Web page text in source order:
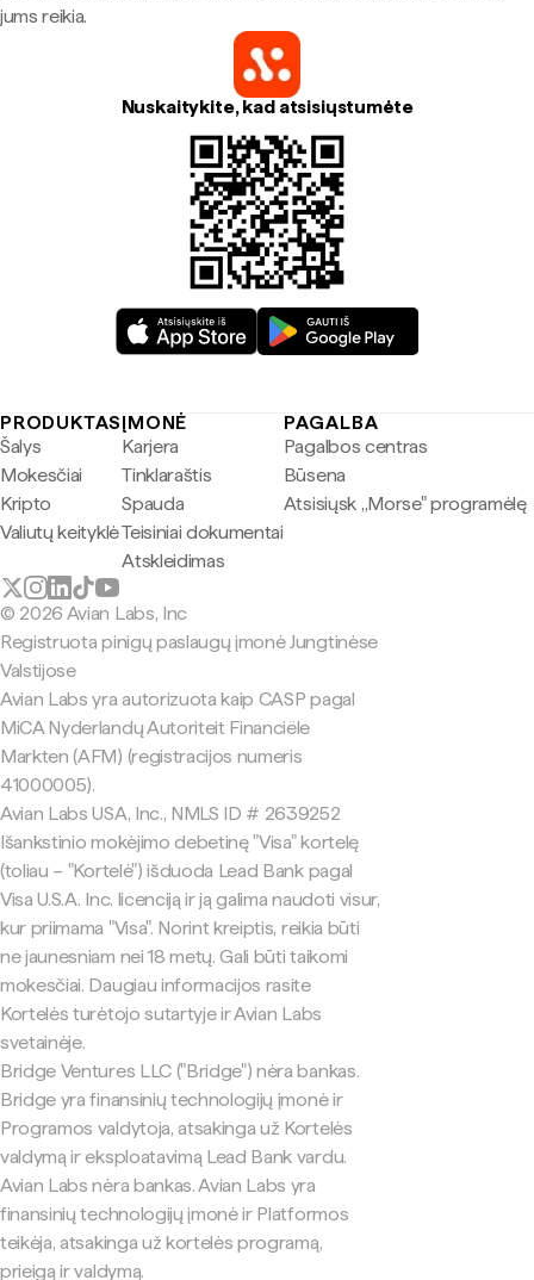
jums reikia.
Nuskaitykite, kad atsisiųstumėte
PRODUKTAS
Šalys
Mokesčiai
Kripto
Valiutų keityklė
ĮMONĖ
Karjera
Tinklaraštis
Spauda
Teisiniai dokumentai
Atskleidimas
PAGALBA
Pagalbos centras
Būsena
Atsisiųsk „Morse" programėlę
© 2026 Avian Labs, Inc
Registruota pinigų paslaugų įmonė Jungtinėse
Valstijose
Avian Labs yra autorizuota kaip CASP pagal
MiCA Nyderlandų Autoriteit Financiële
Markten (AFM) (registracijos numeris
41000005).
Avian Labs USA, Inc., NMLS ID # 2639252
Išankstinio mokėjimo debetinę "Visa" kortelę
(toliau – "Kortelė") išduoda Lead Bank pagal
Visa U.S.A. Inc. licenciją ir ją galima naudoti visur,
kur priimama "Visa". Norint kreiptis, reikia būti
ne jaunesniam nei 18 metų. Gali būti taikomi
mokesčiai. Daugiau informacijos rasite
Kortelės turėtojo sutartyje ir Avian Labs
svetainėje.
Bridge Ventures LLC ("Bridge") nėra bankas.
Bridge yra finansinių technologijų įmonė ir
Programos valdytoja, atsakinga už Kortelės
valdymą ir eksploatavimą Lead Bank vardu.
Avian Labs nėra bankas. Avian Labs yra
finansinių technologijų įmonė ir Platformos
teikėja, atsakinga už kortelės programą,
prieigą ir valdymą.